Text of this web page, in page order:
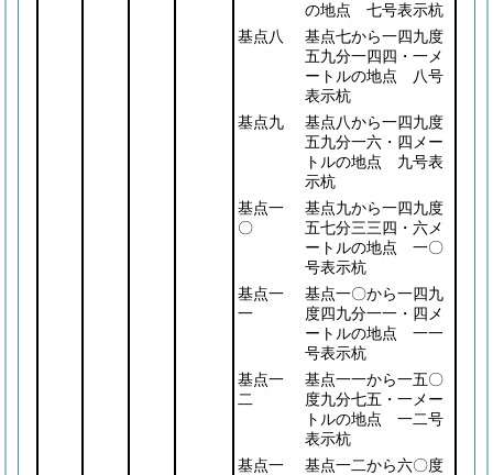
の地点 七号表示杭
基点八
基点七から一四九度
五九分一四四・一メ
ートルの地点 八号
表示杭
基点九
基点八から一四九度
五九分一六・四メー
トルの地点 九号表
示杭
基点一
〇
基点九から一四九度
五七分三三四・六メ
ートルの地点 一〇
号表示杭
基点一
一
基点一〇から一四九
度四九分一一・四メ
ートルの地点 一一
号表示杭
基点一
二
基点一一から一五〇
度九分七五・一メー
トルの地点 一二号
表示杭
基点一
基点一二から六〇度